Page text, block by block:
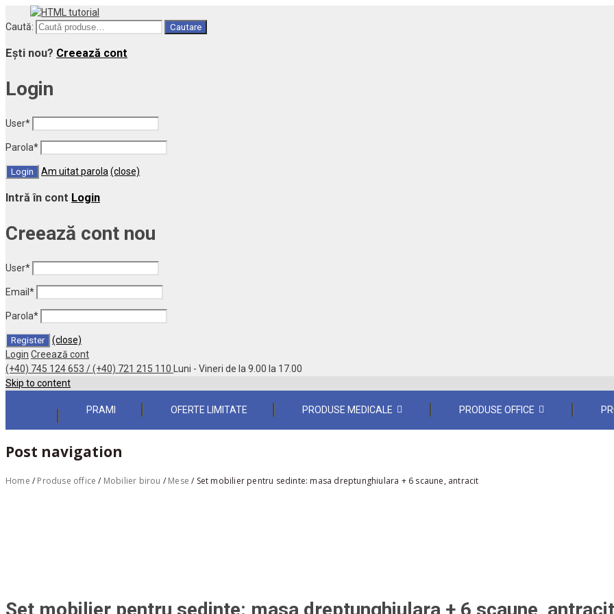
Caută: Cautare
Ești nou? Creează cont
Login
User*
Parola*
Am uitat parola (close)
Intră în cont Login
Creează cont nou
User*
Email *
Parola*
(close)
Login Creează cont
(+40) 745 124 653 / (+40) 721 215 110
Luni - Vineri de la 9.00 la 17.00
Skip to content
PRAMI OFERTE LIMITATE PRODUSE MEDICALE PRODUSE OFFICE
Post navigation
Home / Produse office / Mobilier birou / Mese / Set mobilier pentru sedinte: masa dreptunghiulara + 6 scaune, antracit